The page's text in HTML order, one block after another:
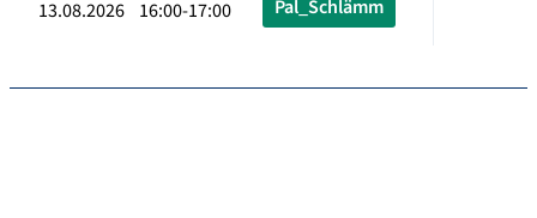
13.08.2026 16:00-17:00 Pal_Schlämm